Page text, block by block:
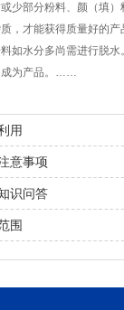
少部分粉料、颜（填
，才能获得质量好的
如水分多尚需进行脱
成为产品。……
用
意事项
识问答
围